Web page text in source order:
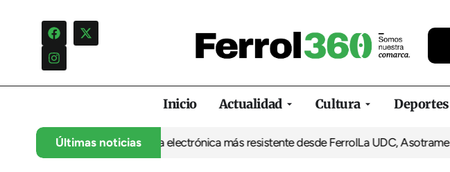
Inicio Actualidad Cultura Deportes
Últimas noticias
abre la puerta a una electrónica más resistente desde FerrolLa UDC, Asotrame y